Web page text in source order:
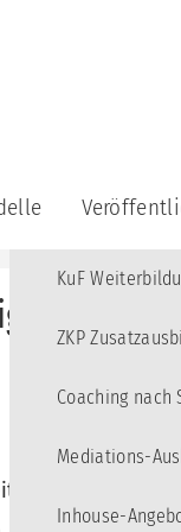
Bücher
Videos
Holz
finden
KuF
ZKP
Coaching nach
Mediations-
Inhouse-